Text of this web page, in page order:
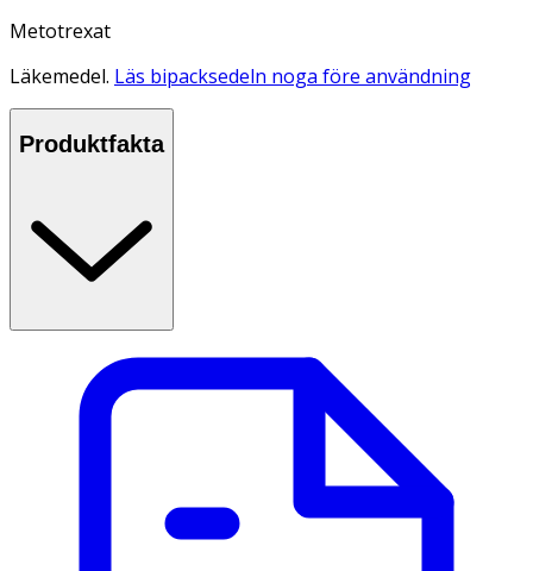
Metotrexat
Läkemedel. Läs bipacksedeln noga före användning
Produktfakta